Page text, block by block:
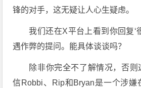
锋的对手，这无疑让人心生疑虑。
我们还在X平台上看到你回复‘
遇作弊的提问。能具体谈谈吗？
除非你完全不了解情况，否
信Robbi、Rip和Bryan是一个涉嫌